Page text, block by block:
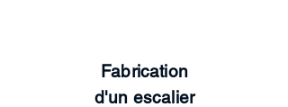
Fabrication
d'un escalier